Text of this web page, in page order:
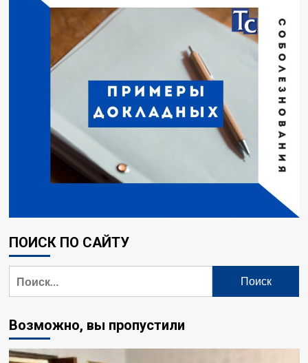
ПОИСК ПО САЙТУ
Возможно, вы пропустили